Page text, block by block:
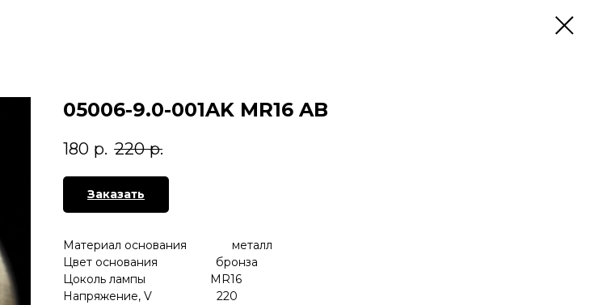
05006-9.0-001AK MR16 AB
180 р. 220 р.
Заказать
Материал основания металл
Цвет основания бронза
Цоколь лампы MR16
Напряжение, V 220